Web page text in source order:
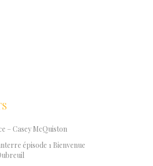
– Casey McQuiston
épisode 1 Bienvenue